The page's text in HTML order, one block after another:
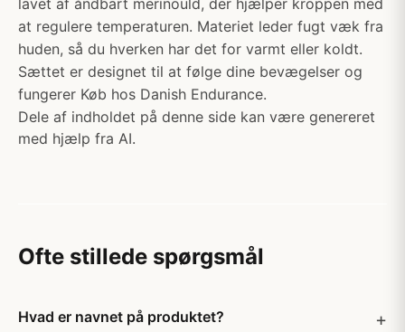
lavet af åndbart merinould, der hjælper kroppen med
at regulere temperaturen. Materiet leder fugt væk fra
huden, så du hverken har det for varmt eller koldt.
Sættet er designet til at følge dine bevægelser og
fungerer Køb hos Danish Endurance.
Dele af indholdet på denne side kan være genereret
med hjælp fra AI.
Ofte stillede spørgsmål
Hvad er navnet på produktet?